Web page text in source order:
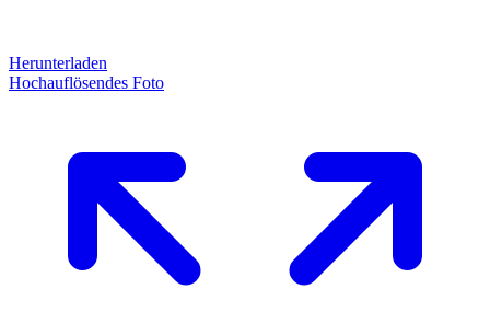
Herunterladen
Hochauflösendes Foto